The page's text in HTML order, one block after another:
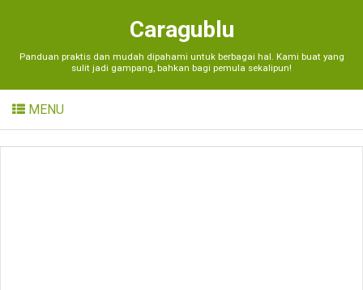
Caragublu
Panduan praktis dan mudah dipahami untuk berbagai hal. Kami buat yang
sulit jadi gampang, bahkan bagi pemula sekalipun!
MENU